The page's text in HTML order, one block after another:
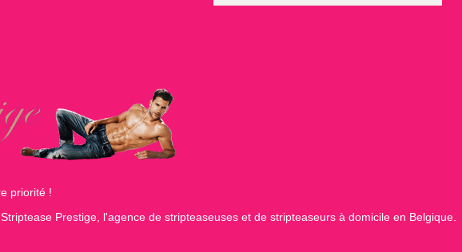
priorité !
Prestige, l'agence de stripteaseuses et de stripteaseurs à domicile en Belgique.